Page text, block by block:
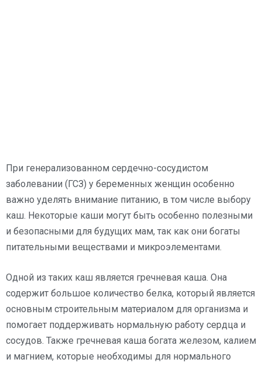
При генерализованном сердечно-сосудистом
заболевании (ГСЗ) у беременных женщин особенно
важно уделять внимание питанию, в том числе выбору
каш. Некоторые каши могут быть особенно полезными
и безопасными для будущих мам, так как они богаты
питательными веществами и микроэлементами.
Одной из таких каш является гречневая каша. Она
содержит большое количество белка, который является
основным строительным материалом для организма и
помогает поддерживать нормальную работу сердца и
сосудов. Также гречневая каша богата железом, калием
и магнием, которые необходимы для нормального